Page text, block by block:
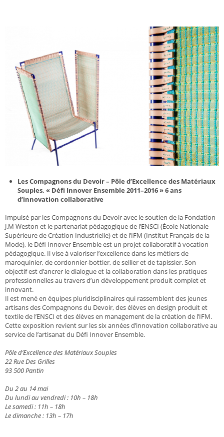
Les Compagnons du Devoir – Pôle d’Excellence des Matériaux
Souples, « Défi Innover Ensemble 2011–2016 » 6 ans
d’innovation collaborative
Impulsé par les Compagnons du Devoir avec le soutien de la Fondation
J.M Weston et le partenariat pédagogique de l’ENSCI (École Nationale
Supérieure de Création Industrielle) et de l’IFM (Institut Français de la
Mode), le Défi Innover Ensemble est un projet collaboratif à vocation
pédagogique. Il vise à valoriser l’excellence dans les métiers de
maroquinier, de cordonnier-bottier, de sellier et de tapissier. Son
objectif est d’ancrer le dialogue et la collaboration dans les pratiques
professionnelles au travers d’un développement produit complet et
innovant.
Il est mené en équipes pluridisciplinaires qui rassemblent des jeunes
artisans des Compagnons du Devoir, des élèves en design produit et
textile de l’ENSCI et des élèves en management de la création de l’IFM.
Cette exposition revient sur les six années d’innovation collaborative au
service de l’artisanat du Défi Innover Ensemble.
Pôle d’Excellence des Matériaux Souples
22 Rue Des Grilles
93 500 Pantin
Du 2 au 14 mai
Du lundi au vendredi : 10h – 18h
Le samedi : 11h – 18h
Le dimanche : 13h – 17h